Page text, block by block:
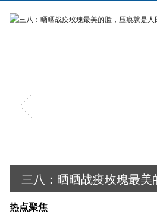
三八：晒晒战疫玫瑰最
热点聚焦